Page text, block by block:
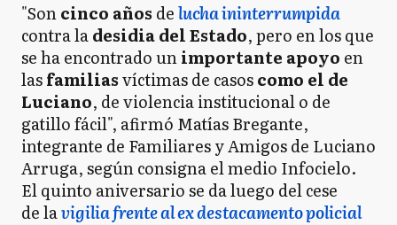
"Soncinco años delucha ininterrumpida
contra ladesidia del Estado, pero en los que
se ha encontrado unimportante apoyo en
lasfamiliasvíctimas de casoscomo el de
Luciano, de violencia institucional o de
gatillo fácil", afirmó Matías Bregante,
integrante de Familiares y Amigos de Luciano
Arruga, según consigna el medio Infocielo.
El quinto aniversario se da luego del cese
de lavigilia frente al ex destacamento policial